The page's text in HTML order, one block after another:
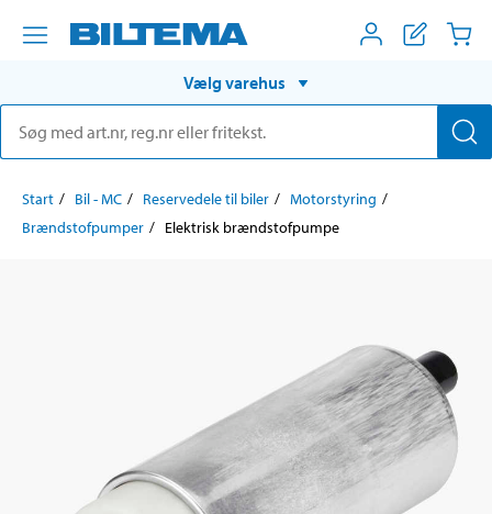
Vælg varehus
Start Bil - MC Reservedele til biler
Motorstyring
Brændstofpumper
Elektrisk brændstofpumpe